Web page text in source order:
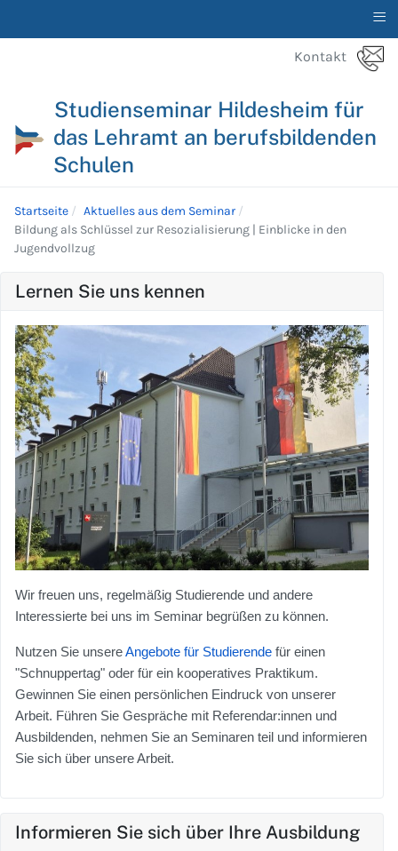
Kontakt
Studienseminar Hildesheim für
das Lehramt an berufsbildenden
Schulen
Startseite
Aktuelles aus dem Seminar
Bildung als Schlüssel zur Resozialisierung | Einblicke in den
Jugendvollzug
Lernen Sie uns kennen
Wir freuen uns, regelmäßig Studierende und andere
Interessierte bei uns im Seminar begrüßen zu können.
Nutzen Sie unsereAngebote für Studierende für einen
"Schnuppertag" oder für ein kooperatives Praktikum.
Gewinnen Sie einen persönlichen Eindruck von unserer
Arbeit. Führen Sie Gespräche mit Referendar:innen und
Ausbildenden, nehmen Sie an Seminaren teil und informieren
Sie sich über unsere Arbeit.
Informieren Sie sich über Ihre Ausbildung
≡